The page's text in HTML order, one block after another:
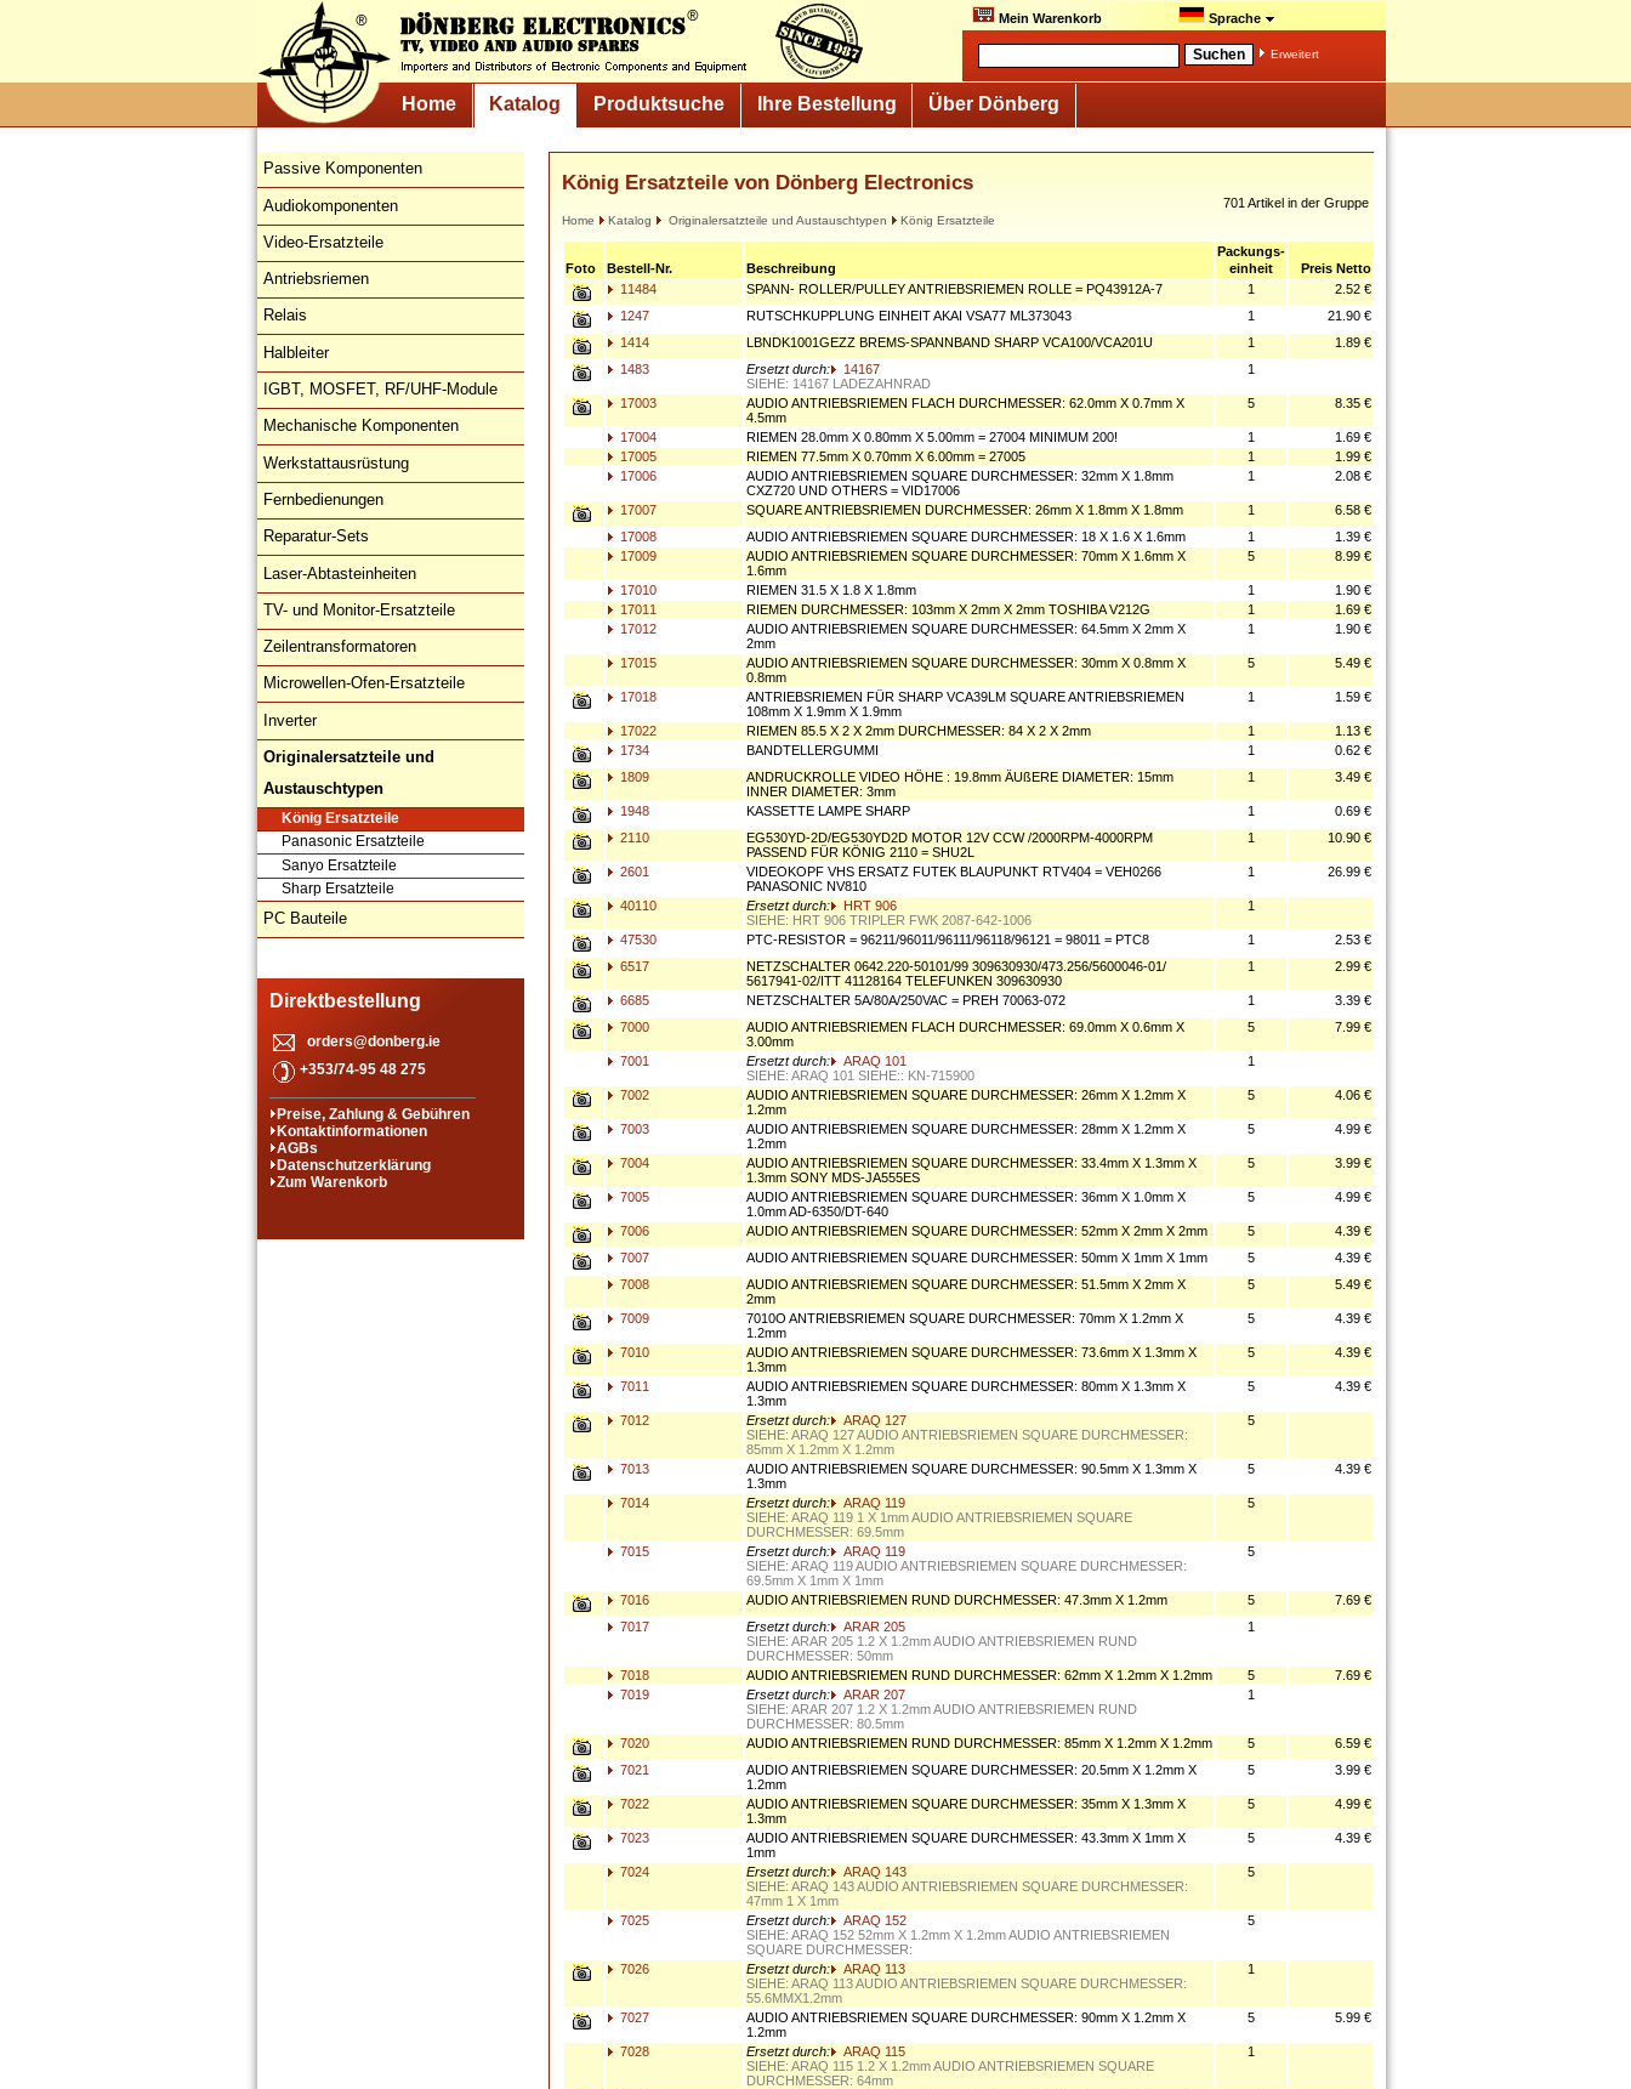
Mein Warenkorb Sprache
Erweitert
Home Katalog Produktsuche Ihre Bestellung Über Dönberg
Passive Komponenten
Audiokomponenten
Video-Ersatzteile
Antriebsriemen
Relais
Halbleiter
IGBT, MOSFET, RF/UHF-Module
Mechanische Komponenten
Werkstattausrüstung
Fernbedienungen
Reparatur-Sets
Laser-Abtasteinheiten
TV- und Monitor-Ersatzteile
Zeilentransformatoren
Microwellen-Ofen-Ersatzteile
Inverter
Originalersatzteile und
Austauschtypen
König Ersatzteile
Panasonic Ersatzteile
Sanyo Ersatzteile
Sharp Ersatzteile
PC Bauteile
Direktbestellung
orders@donberg.ie
+353/74-95 48 275
Preise, Zahlung & Gebühren
Kontaktinformationen
AGBs
Datenschutzerklärung
Zum Warenkorb
König Ersatzteile von Dönberg Electronics
Home Katalog Originalersatzteile und Austauschtypen König Ersatzteile
701 Artikel in der Gruppe
Foto Bestell-Nr. Beschreibung
Packungs-
einheit
Preis Netto
11484
SPANN- ROLLER/PULLEY ANTRIEBSRIEMEN ROLLE = PQ43912A-7 1
2.52 €
1247
RUTSCHKUPPLUNG EINHEIT AKAI VSA77 ML373043 1
21.90 €
1414
LBNDK1001GEZZ BREMS-SPANNBAND SHARP VCA100/VCA201U 1
1.89 €
1483
Ersetzt durch:
14167
SIEHE: 14167 LADEZAHNRAD
1
17003
AUDIO ANTRIEBSRIEMEN FLACH DURCHMESSER: 62.0mm X 0.7mm X
4.5mm
5 8.35 €
17004 RIEMEN 28.0mm X 0.80mm X 5.00mm = 27004 MINIMUM 200! 1
1.69 €
17005
RIEMEN 77.5mm X 0.70mm X 6.00mm = 27005 1
1.99 €
17006
AUDIO ANTRIEBSRIEMEN SQUARE DURCHMESSER: 32mm X 1.8mm
CXZ720 UND OTHERS = VID17006
1 2.08 €
17007 SQUARE ANTRIEBSRIEMEN DURCHMESSER: 26mm X 1.8mm X 1.8mm 1
6.58 €
17008
AUDIO ANTRIEBSRIEMEN SQUARE DURCHMESSER: 18 X 1.6 X 1.6mm 1
1.39 €
17009
AUDIO ANTRIEBSRIEMEN SQUARE DURCHMESSER: 70mm X 1.6mm X
1.6mm
5 8.99 €
17010 RIEMEN 31.5 X 1.8 X 1.8mm 1
1.90 €
17011
RIEMEN DURCHMESSER: 103mm X 2mm X 2mm TOSHIBA V212G 1
1.69 €
17012
AUDIO ANTRIEBSRIEMEN SQUARE DURCHMESSER: 64.5mm X 2mm X
2mm
1 1.90 €
17015
AUDIO ANTRIEBSRIEMEN SQUARE DURCHMESSER: 30mm X 0.8mm X
0.8mm
5 5.49 €
17018
ANTRIEBSRIEMEN FÜR SHARP VCA39LM SQUARE ANTRIEBSRIEMEN
108mm X 1.9mm X 1.9mm
1 1.59 €
17022 RIEMEN 85.5 X 2 X 2mm DURCHMESSER: 84 X 2 X 2mm 1
1.13 €
1734
BANDTELLERGUMMI 1
0.62 €
1809
ANDRUCKROLLE VIDEO HÖHE : 19.8mm ÄUßERE DIAMETER: 15mm
INNER DIAMETER: 3mm
1 3.49 €
1948 KASSETTE LAMPE SHARP 1
0.69 €
2110
EG530YD-2D/EG530YD2D MOTOR 12V CCW /2000RPM-4000RPM
PASSEND FÜR KÖNIG 2110 = SHU2L
1 10.90 €
2601
VIDEOKOPF VHS ERSATZ FUTEK BLAUPUNKT RTV404 = VEH0266
PANASONIC NV810
1 26.99 €
40110 Ersetzt durch:
HRT 906
SIEHE: HRT 906 TRIPLER FWK 2087-642-1006
1
47530 PTC-RESISTOR = 96211/96011/96111/96118/96121 = 98011 = PTC8 1
2.53 €
6517
NETZSCHALTER 0642.220-50101/99 309630930/473.256/5600046-01/
5617941-02/ITT 41128164 TELEFUNKEN 309630930
1 2.99 €
6685 NETZSCHALTER 5A/80A/250VAC = PREH 70063-072 1
3.39 €
7000
AUDIO ANTRIEBSRIEMEN FLACH DURCHMESSER: 69.0mm X 0.6mm X
3.00mm
5 7.99 €
7001 Ersetzt durch:
ARAQ 101
SIEHE: ARAQ 101 SIEHE:: KN-715900
1
7002
AUDIO ANTRIEBSRIEMEN SQUARE DURCHMESSER: 26mm X 1.2mm X
1.2mm
5 4.06 €
7003
AUDIO ANTRIEBSRIEMEN SQUARE DURCHMESSER: 28mm X 1.2mm X
1.2mm
5 4.99 €
7004
AUDIO ANTRIEBSRIEMEN SQUARE DURCHMESSER: 33.4mm X 1.3mm X
1.3mm SONY MDS-JA555ES
5 3.99 €
7005
AUDIO ANTRIEBSRIEMEN SQUARE DURCHMESSER: 36mm X 1.0mm X
1.0mm AD-6350/DT-640
5 4.99 €
7006 AUDIO ANTRIEBSRIEMEN SQUARE DURCHMESSER: 52mm X 2mm X 2mm 5
4.39 €
7007
AUDIO ANTRIEBSRIEMEN SQUARE DURCHMESSER: 50mm X 1mm X 1mm 5
4.39 €
7008
AUDIO ANTRIEBSRIEMEN SQUARE DURCHMESSER: 51.5mm X 2mm X
2mm
5 5.49 €
7009
7010O ANTRIEBSRIEMEN SQUARE DURCHMESSER: 70mm X 1.2mm X
1.2mm
5 4.39 €
7010
AUDIO ANTRIEBSRIEMEN SQUARE DURCHMESSER: 73.6mm X 1.3mm X
1.3mm
5 4.39 €
7011
AUDIO ANTRIEBSRIEMEN SQUARE DURCHMESSER: 80mm X 1.3mm X
1.3mm
5 4.39 €
7012 Ersetzt durch:
ARAQ 127
SIEHE: ARAQ 127 AUDIO ANTRIEBSRIEMEN SQUARE DURCHMESSER:
85mm X 1.2mm X 1.2mm
5
7013
AUDIO ANTRIEBSRIEMEN SQUARE DURCHMESSER: 90.5mm X 1.3mm X
1.3mm
5 4.39 €
7014 Ersetzt durch:
ARAQ 119
SIEHE: ARAQ 119 1 X 1mm AUDIO ANTRIEBSRIEMEN SQUARE
DURCHMESSER: 69.5mm
5
7015 Ersetzt durch:
ARAQ 119
SIEHE: ARAQ 119 AUDIO ANTRIEBSRIEMEN SQUARE DURCHMESSER:
69.5mm X 1mm X 1mm
5
7016 AUDIO ANTRIEBSRIEMEN RUND DURCHMESSER: 47.3mm X 1.2mm 5
7.69 €
7017
Ersetzt durch:
ARAR 205
SIEHE: ARAR 205 1.2 X 1.2mm AUDIO ANTRIEBSRIEMEN RUND
DURCHMESSER: 50mm
1
7018 AUDIO ANTRIEBSRIEMEN RUND DURCHMESSER: 62mm X 1.2mm X 1.2mm 5
7.69 €
7019
Ersetzt durch:
ARAR 207
SIEHE: ARAR 207 1.2 X 1.2mm AUDIO ANTRIEBSRIEMEN RUND
DURCHMESSER: 80.5mm
1
7020 AUDIO ANTRIEBSRIEMEN RUND DURCHMESSER: 85mm X 1.2mm X 1.2mm 5
6.59 €
7021
AUDIO ANTRIEBSRIEMEN SQUARE DURCHMESSER: 20.5mm X 1.2mm X
1.2mm
5 3.99 €
7022
AUDIO ANTRIEBSRIEMEN SQUARE DURCHMESSER: 35mm X 1.3mm X
1.3mm
5 4.99 €
7023
AUDIO ANTRIEBSRIEMEN SQUARE DURCHMESSER: 43.3mm X 1mm X
1mm
5 4.39 €
7024 Ersetzt durch:
ARAQ 143
SIEHE: ARAQ 143 AUDIO ANTRIEBSRIEMEN SQUARE DURCHMESSER:
47mm 1 X 1mm
5
7025 Ersetzt durch:
ARAQ 152
SIEHE: ARAQ 152 52mm X 1.2mm X 1.2mm AUDIO ANTRIEBSRIEMEN
SQUARE DURCHMESSER:
5
7026 Ersetzt durch:
ARAQ 113
SIEHE: ARAQ 113 AUDIO ANTRIEBSRIEMEN SQUARE DURCHMESSER:
55.6MMX1.2mm
1
7027
AUDIO ANTRIEBSRIEMEN SQUARE DURCHMESSER: 90mm X 1.2mm X
1.2mm
5 5.99 €
7028 Ersetzt durch:
ARAQ 115
SIEHE: ARAQ 115 1.2 X 1.2mm AUDIO ANTRIEBSRIEMEN SQUARE
DURCHMESSER: 64mm
1